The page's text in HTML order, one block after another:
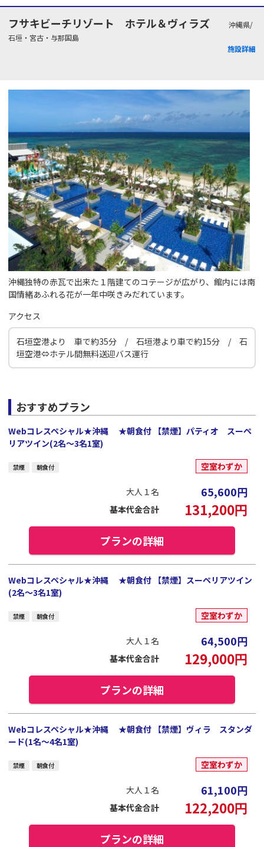
フサキビーチリゾート ホテル＆ヴィラズ
沖縄県/
石垣・宮古・与那国島
施設詳細
沖縄独特の赤瓦で出来た１階建てのコテージが広がり、館内には南
国情緒あふれる花が一年中咲きみだれています。
アクセス
石垣空港より 車で約35分 / 石垣港より車で約15分 / 石
垣空港⇔ホテル間無料送迎バス運行
おすすめプラン
Webコレスペシャル★沖縄 ★朝食付 【禁煙】パティオ スーペ
リアツイン(2名～3名1室)
禁煙 朝食付 空室わずか
大人１名 65,600円
基本代金合計 131,200円
プランの詳細
Webコレスペシャル★沖縄 ★朝食付 【禁煙】スーペリアツイン
(2名～3名1室)
禁煙 朝食付 空室わずか
大人１名 64,500円
基本代金合計 129,000円
プランの詳細
Webコレスペシャル★沖縄 ★朝食付 【禁煙】ヴィラ スタンダ
ード(1名～4名1室)
禁煙 朝食付 空室わずか
大人１名 61,100円
基本代金合計 122,200円
プランの詳細